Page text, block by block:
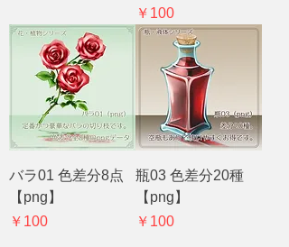
価格
￥100
バラ01 色差分8点
【png】
価格
￥100
瓶03 色差分20種
【png】
価格
￥100